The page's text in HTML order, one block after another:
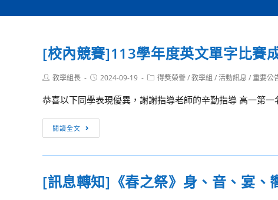
[校內競賽]113學年度英文單字比賽
Post教學組長
Post2024-09-19
Post得獎榮譽/教學組 /活動訊息 /重要公
恭喜以下同學表現優異，謝謝指導老師的辛勤指導 高一第
閱讀全文
內
競
學
[訊息轉知]《春之祭》身、音、宴、